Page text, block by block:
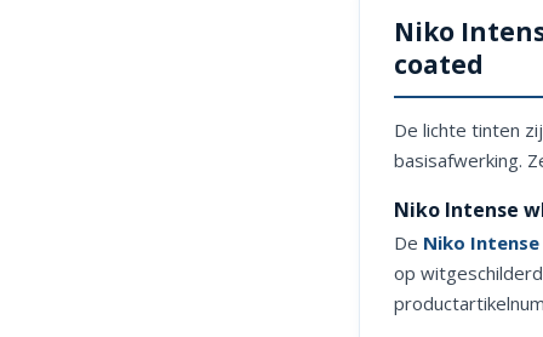
Niko
coated
De lichte tinten
basisafwerking.
Niko Intense
De Niko
op